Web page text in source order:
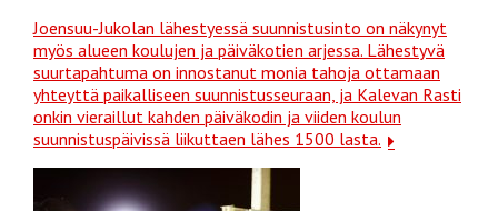
Joensuu-Jukolan lähestyessä suunnistusinto on näkynyt
myös alueen koulujen ja päiväkotien arjessa. Lähestyvä
suurtapahtuma on innostanut monia tahoja ottamaan
yhteyttä paikalliseen suunnistusseuraan, ja Kalevan Rasti
onkin vieraillut kahden päiväkodin ja viiden koulun
suunnistuspäivissä liikuttaen lähes 1500 lasta.